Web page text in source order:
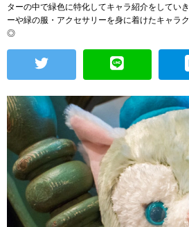
ターの中で緑色に特化してキャラ紹介をしてい
ーや緑の服・アクセサリーを身に着けたキャラ
◎